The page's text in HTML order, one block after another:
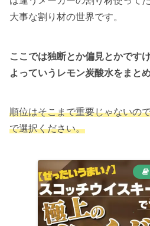
大事な割り材の世界です。
ここでは独断とか偏見とかです
よっていうレモン炭酸水をまと
順位はそこまで重要じゃないの
で選択ください。